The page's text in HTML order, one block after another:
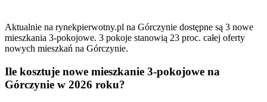
Aktualnie na rynekpierwotny.pl na Górczynie dostępne są 3 nowe
mieszkania 3-pokojowe. 3 pokoje stanowią 23 proc. całej oferty
nowych mieszkań na Górczynie.
Ile kosztuje nowe mieszkanie 3-pokojowe na
Górczynie w 2026 roku?